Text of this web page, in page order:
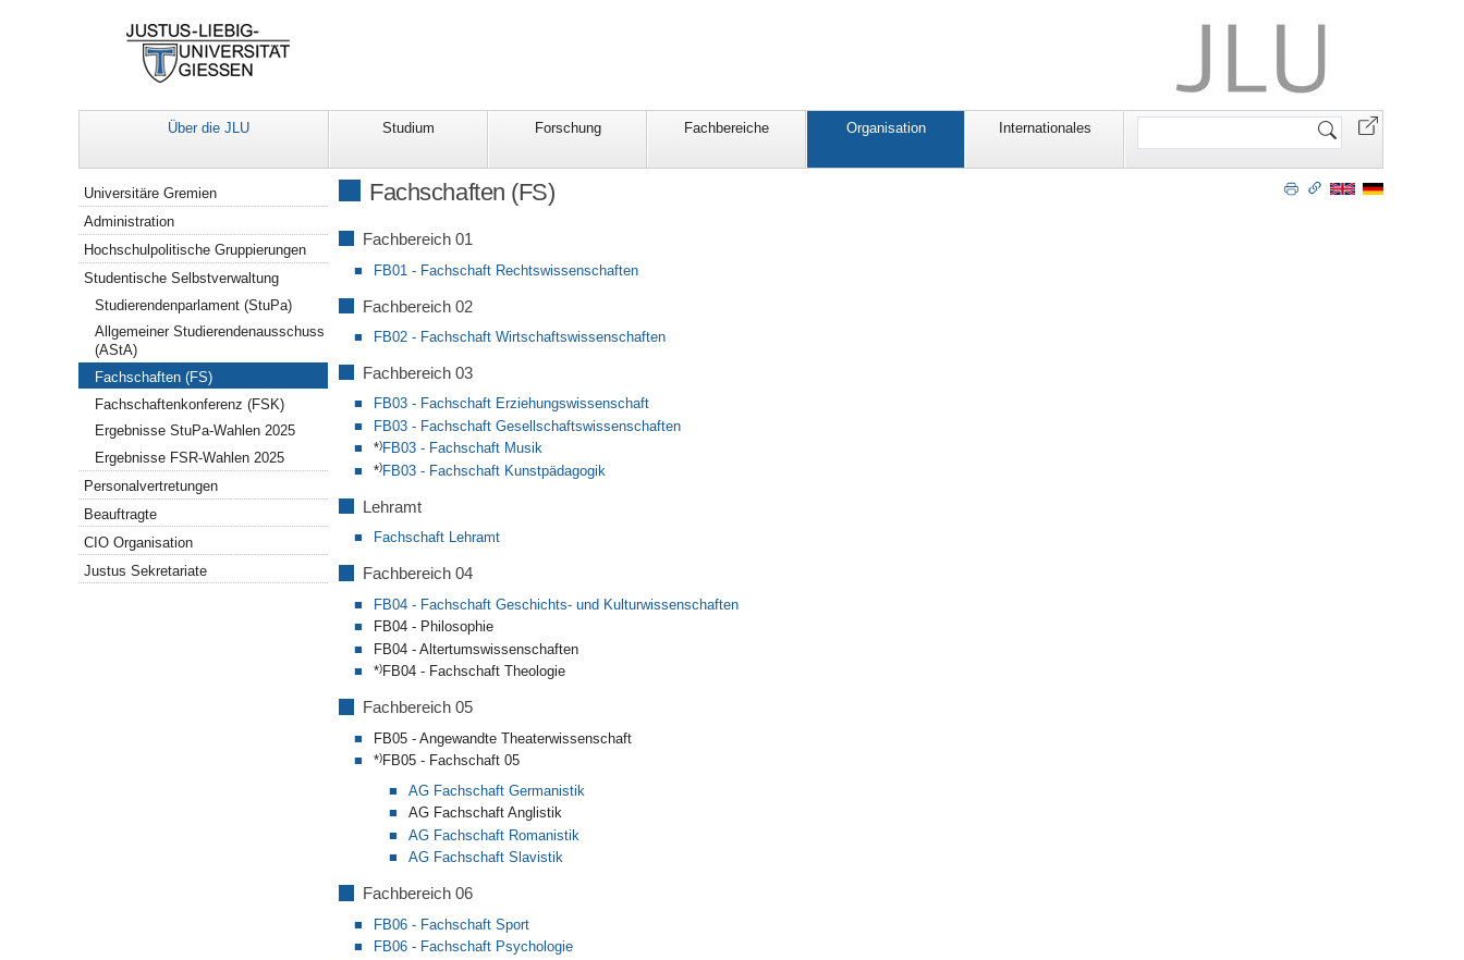
Über die JLU Studium Forschung Fachbereiche Organisation Internationales
Website
Fachschaften (FS)
Fachbereich 01
FB01 - Fachschaft Rechtswissenschaften
Fachbereich 02
FB02 - Fachschaft Wirtschaftswissenschaften
Fachbereich 03
FB03 - Fachschaft Erziehungswissenschaft
FB03 - Fachschaft Gesellschaftswissenschaften
*)FB03 - Fachschaft Musik
*)FB03 - Fachschaft Kunstpädagogik
Lehramt
Fachschaft Lehramt
Fachbereich 04
FB04 - Fachschaft Geschichts- und Kulturwissenschaften
FB04 - Philosophie
FB04 - Altertumswissenschaften
*)FB04 - Fachschaft Theologie
Fachbereich 05
FB05 - Angewandte Theaterwissenschaft
*)FB05 - Fachschaft 05
AG Fachschaft Germanistik
AG Fachschaft Anglistik
AG Fachschaft Romanistik
AG Fachschaft Slavistik
Fachbereich 06
FB06 - Fachschaft Sport
FB06 - Fachschaft Psychologie
Navigation
Universitäre Gremien
Administration
Hochschulpolitische Gruppierungen
Studentische Selbstverwaltung
Studierendenparlament (StuPa)
Allgemeiner Studierendenausschuss
(AStA)
Fachschaften (FS)
Fachschaftenkonferenz (FSK)
Ergebnisse StuPa-Wahlen 2025
Ergebnisse FSR-Wahlen 2025
Personalvertretungen
Beauftragte
CIO Organisation
Justus Sekretariate